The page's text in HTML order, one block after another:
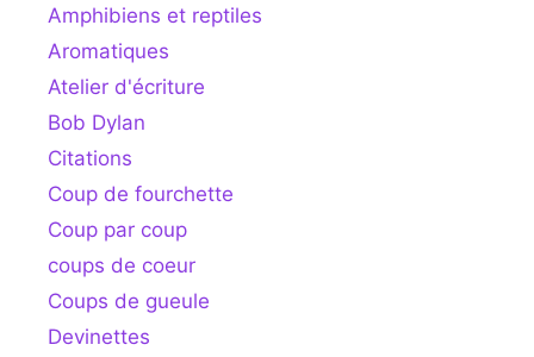
Amphibiens et reptiles
Aromatiques
Atelier d'écriture
Bob Dylan
Citations
Coup de fourchette
Coup par coup
coups de coeur
Coups de gueule
Devinettes